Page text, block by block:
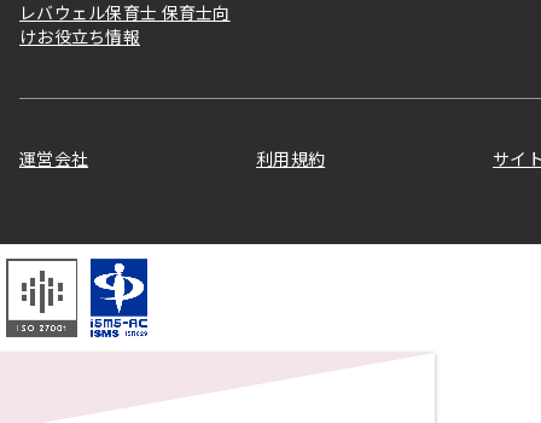
レバウェル保育士 保育士向
けお役立ち情報
運営会社 利用規約 サイ